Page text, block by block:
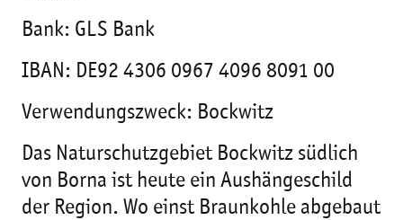
Bank: GLS Bank
IBAN: DE92 4306 0967 4096 8091 00
Verwendungszweck: Bockwitz
Das Naturschutzgebiet Bockwitz südlich
von Borna ist heute ein Aushängeschild
der Region. Wo einst Braunkohle abgebaut